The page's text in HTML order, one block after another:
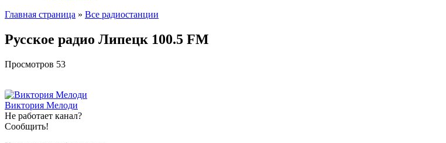
Главная страница » Все радиостанции
Русское радио Липецк 100.5 FM
Просмотров 53
Виктория Мелоди
Не работает канал?
Сообщить!